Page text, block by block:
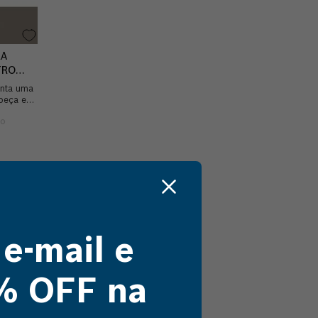
uma
em
...
mail e
OFF na